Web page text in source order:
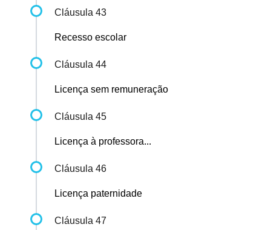
Cláusula 43
Recesso escolar
Cláusula 44
Licença sem remuneração
Cláusula 45
Licença à professora...
Cláusula 46
Licença paternidade
Cláusula 47